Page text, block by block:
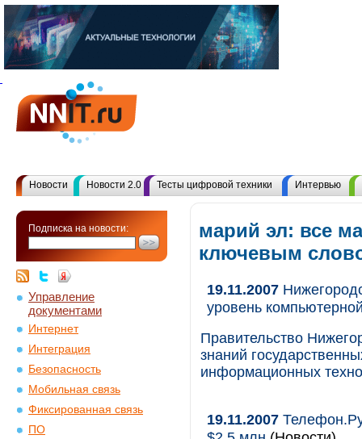
Новости Новости 2.0 Тесты цифровой техники Интервью
Подписка на новости:
Управление
документами
Интернет
Интеграция
Безопасность
Мобильная связь
Фиксированная связь
ПО
марий эл: все
ключевым
19.11.2007
уровень
Правительство
знаний
информационных
19.11.2007